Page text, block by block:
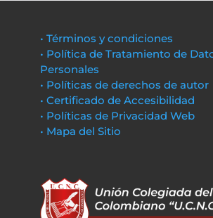
• Términos y condiciones
• Política de Tratamiento de
Personales
• Políticas de derechos de autor
• Certificado de Accesibilidad
• Políticas de Privacidad Web
• Mapa del Sitio